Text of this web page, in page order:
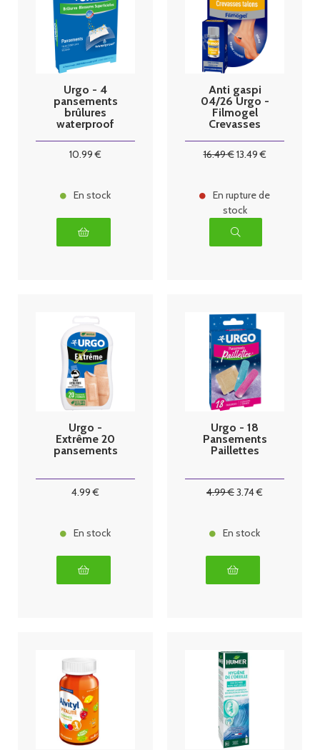
Urgo - 4
pansements
brûlures
waterproof
10.99 €
En stock
Anti gaspi
04/26 Urgo -
Filmogel
Crevasses
7,5ml
16.49€13.49€
En rupture de
stock
Urgo -
Extrême 20
pansements
4.99 €
En stock
Urgo - 18
Pansements
Paillettes
4.99€3.74€
En stock